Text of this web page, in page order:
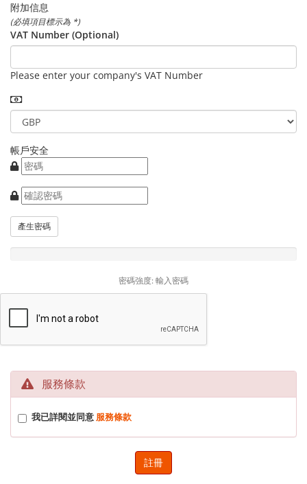
附加信息
(必填項目標示為 *)
VAT Number (Optional)
Please enter your company's VAT Number
帳戶安全
產生密碼
密碼強度: 輸入密碼
服務條款
我已詳閱並同意 服務條款